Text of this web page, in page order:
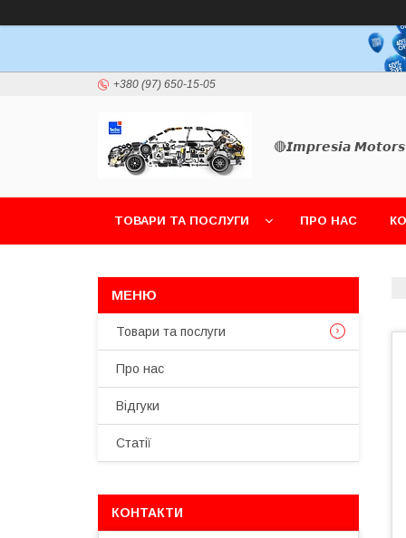
+380 (97) 650-15-05
🔴𝙄𝙢𝙥𝙧𝙚𝙨𝙞𝙖 𝙈𝙤𝙩𝙤𝙧𝙨
ТОВАРИ ТА ПОСЛУГИ ПРО НАС
Товари та послуги
Про нас
Відгуки
Статії
КОНТАКТИ